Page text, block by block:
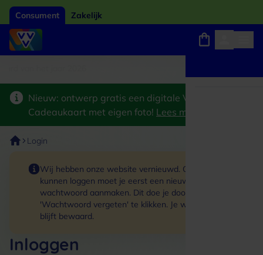
Consument Zakelijk
Nieuw: ontwerp gratis een digitale VVV
Cadeaukaart met eigen foto! Lees meer
Login
Wij hebben onze website vernieuwd. Om in te
kunnen loggen moet je eerst een nieuw
wachtwoord aanmaken. Dit doe je door op de link
'Wachtwoord vergeten' te klikken. Je winkelmand
blijft bewaard.
Inloggen